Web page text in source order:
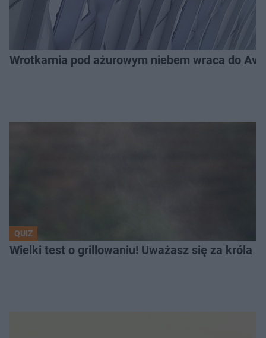
Wrotkarnia pod ażurowym niebem wraca do
QUIZ
Wielki test o grillowaniu! Uważasz się za króla